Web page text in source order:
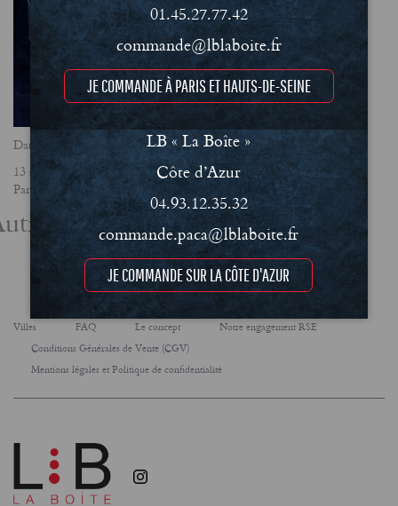
Date
13 septembre 2019
Partager
actualités
Villes FAQ Le concept
Notre engagement RSE
Conditions Générales de Vente (CGV)
Mentions légales et Politique de confidentialité
01.45.27.77.42
commande@lblaboite.fr
JE COMMANDE À PARIS ET HAUTS-DE-SEINE
LB « La Boîte »
Côte d’Azur
04.93.12.35.32
commande.paca@lblaboite.fr
JE COMMANDE SUR LA CÔTE D'AZUR